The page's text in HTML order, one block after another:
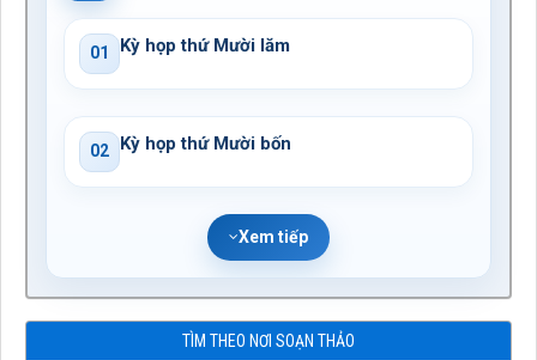
01 Kỳ họp thứ Mười lăm
02 Kỳ họp thứ Mười bốn
Xem tiếp
TÌM THEO NƠI SOẠN THẢO